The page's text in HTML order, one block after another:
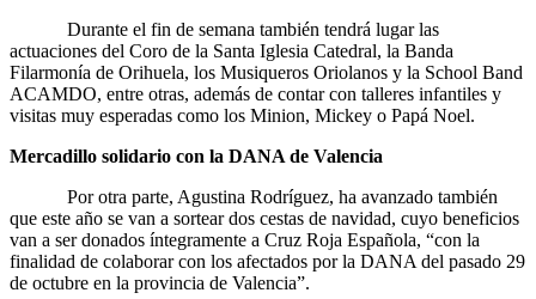
Durante el fin de semana también tendrá lugar las
actuaciones del Coro de la Santa Iglesia Catedral, la Banda
Filarmonía de Orihuela, los Musiqueros Oriolanos y la School Band
ACAMDO, entre otras, además de contar con talleres infantiles y
visitas muy esperadas como los Minion, Mickey o Papá Noel.
Mercadillo solidario con la DANA de Valencia
Por otra parte, Agustina Rodríguez, ha avanzado también
que este año se van a sortear dos cestas de navidad, cuyo beneficios
van a ser donados íntegramente a Cruz Roja Española, “con la
finalidad de colaborar con los afectados por la DANA del pasado 29
de octubre en la provincia de Valencia”.